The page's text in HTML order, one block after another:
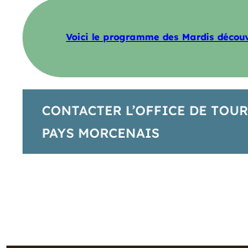
Voici le programme des Mardis
CONTACTER L’OFFICE DE
PAYS MORCENAIS